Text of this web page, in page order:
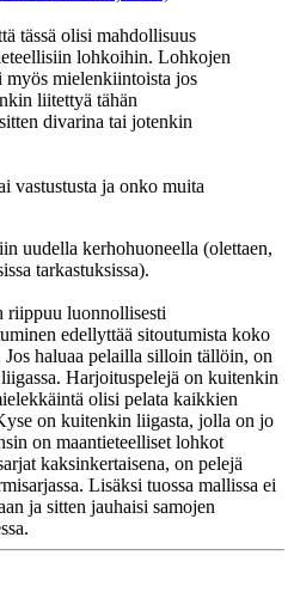
tässä olisi mahdollisuus
lohkoihin. Lohkojen
mielenkiintoista jos
liitettyä tähän
divarina tai jotenkin
vastustusta ja onko muita
uudella kerhohuoneella (olettaen,
tarkastuksissa).
riippuu luonnollisesti
edellyttää sitoutumista koko
haluaa pelailla silloin tällöin, on
Harjoituspelejä on kuitenkin
olisi pelata kaikkien
on kuitenkin liigasta, jolla on jo
on maantieteelliset lohkot
kaksinkertaisena, on pelejä
Lisäksi tuossa mallissa ei
ja sitten jauhaisi samojen